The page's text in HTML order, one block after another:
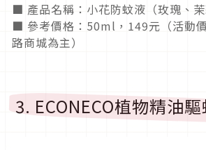
■ 產品名稱：小花防蚊液（玫瑰、茉
■ 參考價格：50ml，149元（活動
路商城為主）
3. ECONECO植物精油